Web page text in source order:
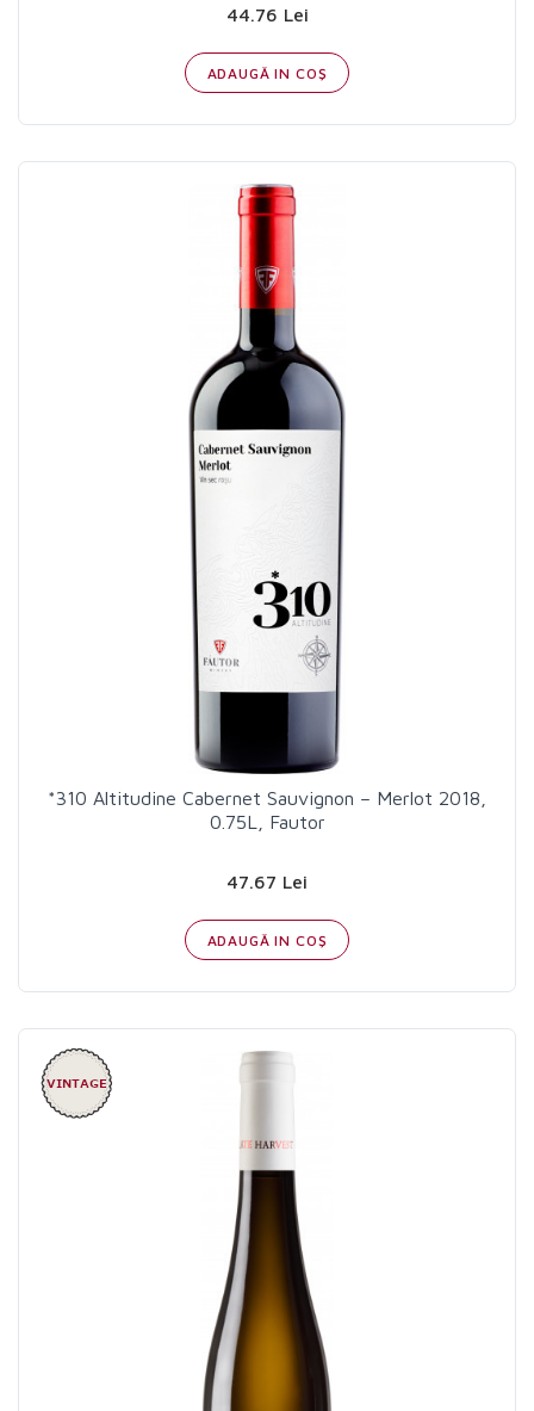
44.76 Lei
ADAUGĂ IN COŞ
*310 Altitudine Cabernet Sauvignon – Merlot 2018,
0.75L, Fautor
47.67 Lei
ADAUGĂ IN COŞ